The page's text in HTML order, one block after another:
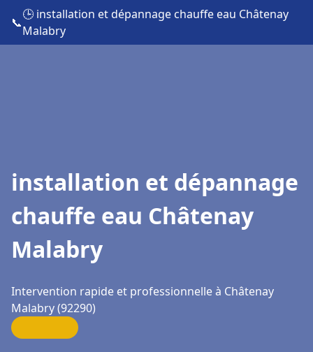
📞
🕒 installation et dépannage chauffe eau Châtenay
Malabry
installation et dépannage
chauffe eau Châtenay
Malabry
Intervention rapide et professionnelle à Châtenay
Malabry (92290)